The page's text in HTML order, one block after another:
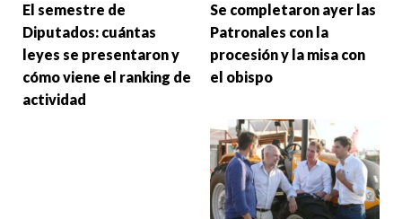
El semestre de
Diputados: cuántas
leyes se presentaron y
cómo viene el ranking de
actividad
Se completaron ayer las
Patronales con la
procesión y la misa con
el obispo